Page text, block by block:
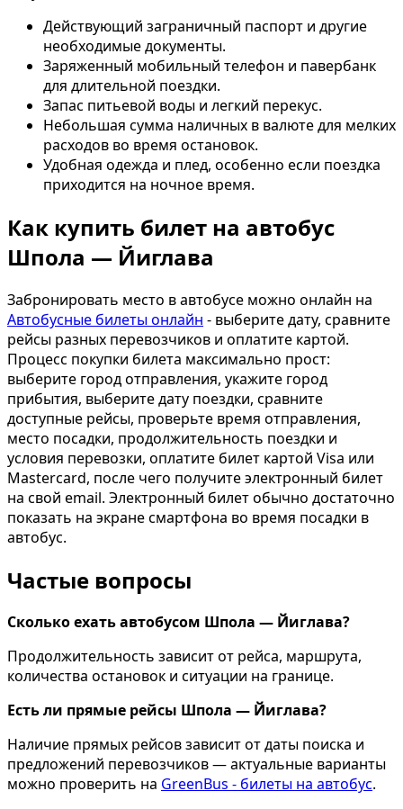
Действующий заграничный паспорт и другие
необходимые документы.
Заряженный мобильный телефон и павербанк
для длительной поездки.
Запас питьевой воды и легкий перекус.
Небольшая сумма наличных в валюте для мелких
расходов во время остановок.
Удобная одежда и плед, особенно если поездка
приходится на ночное время.
Как купить билет на автобус
Шпола — Йиглава
Забронировать место в автобусе можно онлайн на
Автобусные билеты онлайн - выберите дату, сравните
рейсы разных перевозчиков и оплатите картой.
Процесс покупки билета максимально прост:
выберите город отправления, укажите город
прибытия, выберите дату поездки, сравните
доступные рейсы, проверьте время отправления,
место посадки, продолжительность поездки и
условия перевозки, оплатите билет картой Visa или
Mastercard, после чего получите электронный билет
на свой email. Электронный билет обычно достаточно
показать на экране смартфона во время посадки в
автобус.
Частые вопросы
Сколько ехать автобусом Шпола — Йиглава?
Продолжительность зависит от рейса, маршрута,
количества остановок и ситуации на границе.
Есть ли прямые рейсы Шпола — Йиглава?
Наличие прямых рейсов зависит от даты поиска и
предложений перевозчиков — актуальные варианты
можно проверить на GreenBus - билеты на автобус.